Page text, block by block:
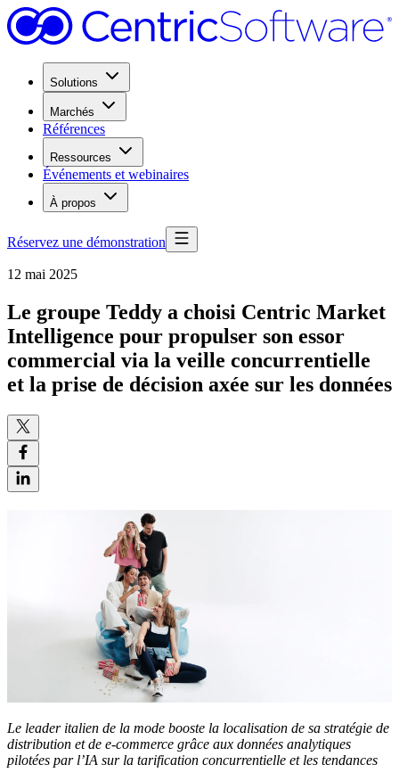
Solutions
Marchés
Références
Ressources
Événements et webinaires
À propos
Réservez une démonstration
12 mai 2025
Le groupe Teddy a choisi Centric Market
Intelligence pour propulser son essor
commercial via la veille concurrentielle
et la prise de décision axée sur les données
Le leader italien de la mode booste la localisation de sa stratégie de
distribution et de e-commerce grâce aux données analytiques
pilotées par l’IA sur la tarification concurrentielle et les tendances